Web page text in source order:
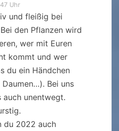
Uhr
und fleißig bei
den Pflanzen wird
wer mit Euren
kommt und wer
du ein Händchen
Bei uns
unentwegt.
du 2022 auch